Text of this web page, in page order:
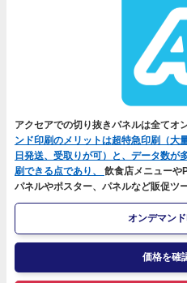
アクセアでの切り抜きパネルは全てオ
ンド印刷のメリットは超特急印刷（大
日発送、受取りが可）と、データ数が
刷できる点であり、 飲食店メニューや
パネルやポスター、パネルなど販促ツ
オンデマン
価格を確